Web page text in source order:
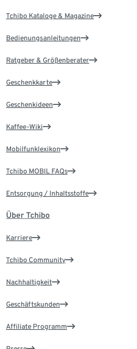
Tchibo Kataloge & Magazine
Bedienungsanleitungen
Ratgeber & Größenberater
Geschenkkarte
Geschenkideen
Kaffee-Wiki
Mobilfunklexikon
Tchibo MOBIL FAQs
Entsorgung / Inhaltsstoffe
Über Tchibo
Karriere
Tchibo Community
Nachhaltigkeit
Geschäftskunden
Affiliate Programm